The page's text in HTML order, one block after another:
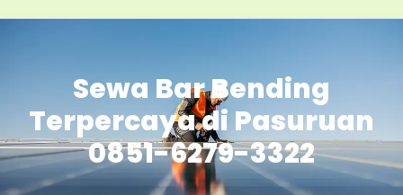
Sewa Bar Bending
Terpercaya di Pasuruan
0851-6279-3322